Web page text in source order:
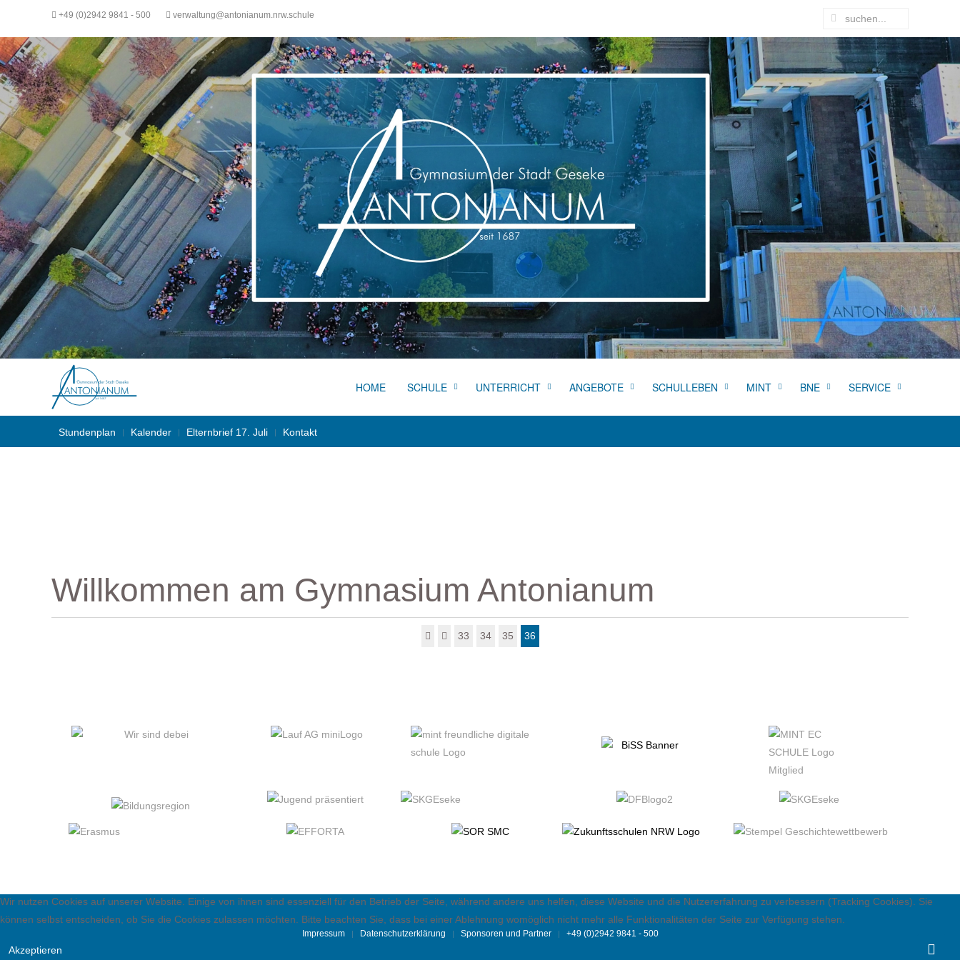
+49 (0)2942 9841 - 500 verwaltung@antonianum.nrw.schule
HOME SCHULE UNTERRICHT ANGEBOTE SCHULLEBEN MINT BNE SERVICE
Stundenplan Kalender Elternbrief 17. Juli Kontakt
Willkommen am Gymnasium Antonianum
33 34 35 36
Impressum Datenschutzerklärung Sponsoren und Partner +49 (0)2942 9841 - 500
Wir nutzen Cookies auf unserer Website. Einige von ihnen sind essenziell für den Betrieb der Seite, während andere uns helfen, diese Website und die Nutzererfahrung zu verbessern (Tracking Cookies). Sie
können selbst entscheiden, ob Sie die Cookies zulassen möchten. Bitte beachten Sie, dass bei einer Ablehnung womöglich nicht mehr alle Funktionalitäten der Seite zur Verfügung stehen.
Akzeptieren